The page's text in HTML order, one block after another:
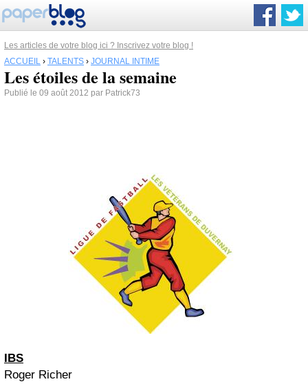
Les articles de votre blog ici ? Inscrivez votre blog !
ACCUEIL › TALENTS › JOURNAL INTIME
Les étoiles de la semaine
Publié le 09 août 2012 par Patrick73
IBS
Roger Richer